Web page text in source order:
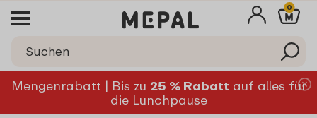
0
Mengenrabatt | Bis zu 25 % Rabatt auf alles für
die Lunchpause